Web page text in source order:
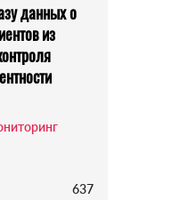
данных о
из
637